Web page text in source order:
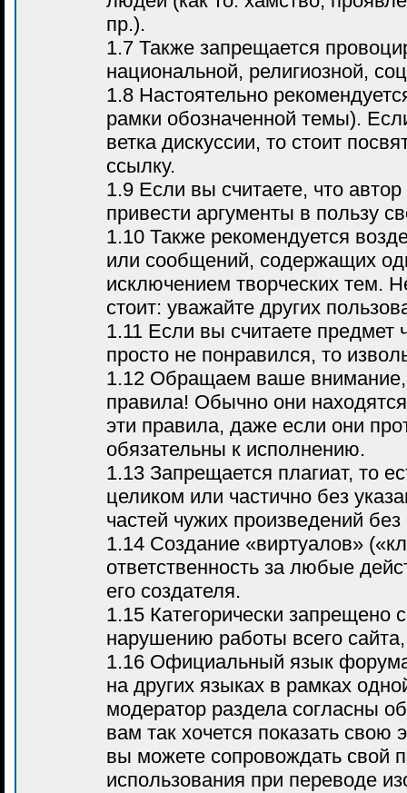
пр.).
1.7 Также запрещается
национальной, религиозной,
1.8 Настоятельно
рамки обозначенной темы).
ветка дискуссии, то стоит
ссылку.
1.9 Если вы считаете, что
привести аргументы в пользу
1.10 Также рекомендуется
или сообщений, содержащих
исключением творческих тем.
стоит: уважайте других
1.11 Если вы считаете предмет
просто не понравился, то
1.12 Обращаем ваше внимание,
правила! Обычно они
эти правила, даже если они
обязательны к исполнению.
1.13 Запрещается плагиат, то
целиком или частично без
частей чужих произведений
1.14 Создание «виртуалов»
ответственность за любые
его создателя.
1.15 Категорически запрещено
нарушению работы всего
1.16 Официальный язык
на других языках в рамках
модератор раздела согласны
вам так хочется показать свою
вы можете сопровождать свой
использования при переводе